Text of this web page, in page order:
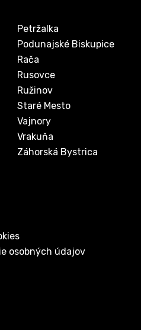
Petržalka
Podunajské Biskupice
Rača
Rusovce
Ružinov
Staré Mesto
Vajnory
Vrakuňa
Záhorská Bystrica
osobných údajov